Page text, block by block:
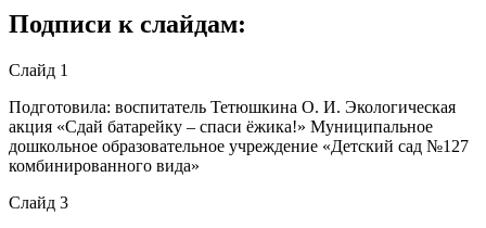
Подписи к слайдам:
Слайд 1
Подготовила: воспитатель Тетюшкина О. И. Экологическая
акция «Сдай батарейку – спаси ёжика!» Муниципальное
дошкольное образовательное учреждение «Детский сад №127
комбинированного вида»
Слайд 3